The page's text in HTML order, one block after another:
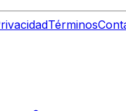
Términos